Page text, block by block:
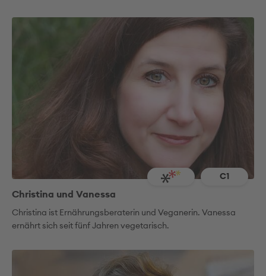
C1
Christina und Vanessa
Christina ist Ernährungsberaterin und Veganerin. Vanessa
ernährt sich seit fünf Jahren vegetarisch.